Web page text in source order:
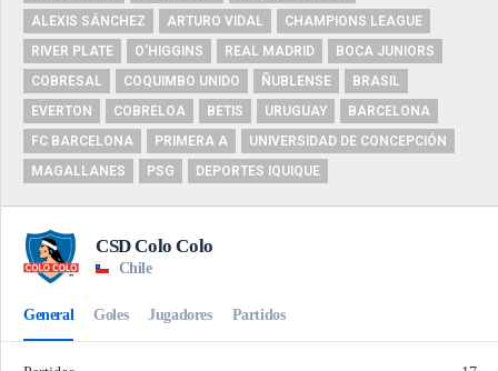
ALEXIS SÁNCHEZ
ARTURO VIDAL
CHAMPIONS LEAGUE
RIVER PLATE
O'HIGGINS REAL MADRID
BOCA JUNIORS
COBRESAL
COQUIMBO UNIDO ÑUBLENSE
BRASIL
EVERTON
COBRELOA BETIS URUGUAY
BARCELONA
FC BARCELONA
PRIMERA A
UNIVERSIDAD DE CONCEPCIÓN
MAGALLANES
PSG DEPORTES IQUIQUE